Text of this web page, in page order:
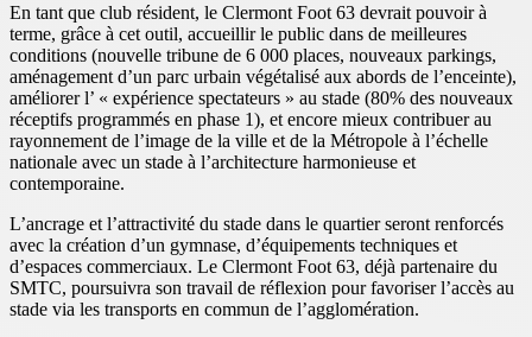
En tant que club résident, le Clermont Foot 63 devrait pouvoir à
terme, grâce à cet outil, accueillir le public dans de meilleures
conditions (nouvelle tribune de 6 000 places, nouveaux parkings,
aménagement d’un parc urbain végétalisé aux abords de l’enceinte),
améliorer l’ « expérience spectateurs » au stade (80% des nouveaux
réceptifs programmés en phase 1), et encore mieux contribuer au
rayonnement de l’image de la ville et de la Métropole à l’échelle
nationale avec un stade à l’architecture harmonieuse et
contemporaine.
L’ancrage et l’attractivité du stade dans le quartier seront renforcés
avec la création d’un gymnase, d’équipements techniques et
d’espaces commerciaux. Le Clermont Foot 63, déjà partenaire du
SMTC, poursuivra son travail de réflexion pour favoriser l’accès au
stade via les transports en commun de l’agglomération.